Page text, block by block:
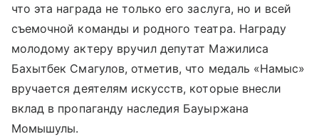
что эта награда не только его заслуга, но и всей
съемочной команды и родного театра. Награду
молодому актеру вручил депутат Мажилиса
Бахытбек Смагулов, отметив, что медаль «Намыс»
вручается деятелям искусств, которые внесли
вклад в пропаганду наследия Бауыржана
Момышулы.